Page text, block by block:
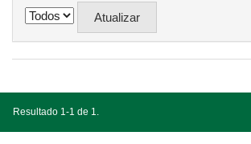
Resultado 1-1 de 1.